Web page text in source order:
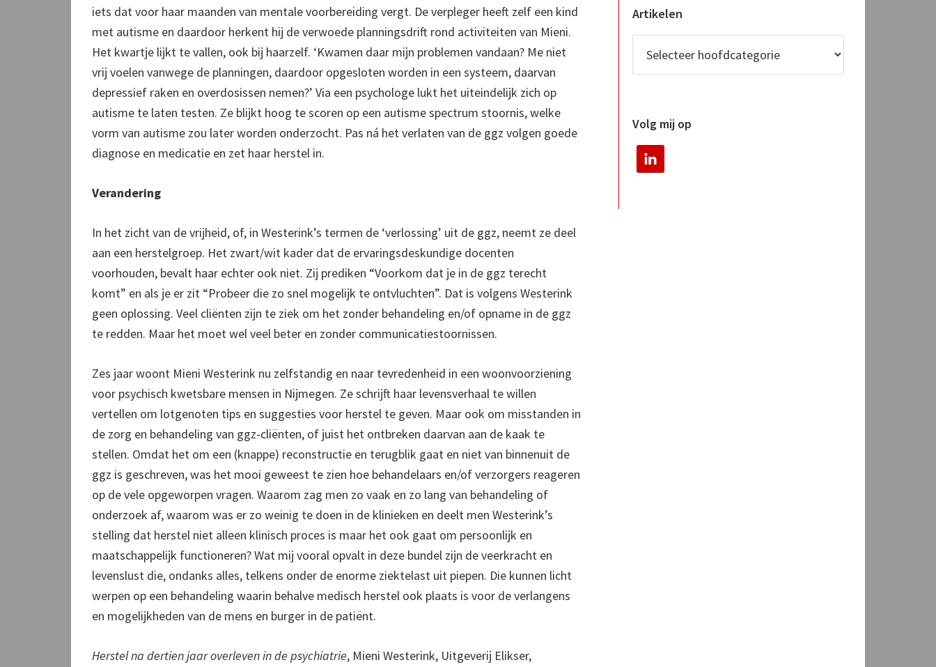
iets dat voor haar maanden van mentale voorbereiding vergt. De verpleger heeft zelf een kind
met autisme en daardoor herkent hij de verwoede planningsdrift rond activiteiten van Mieni.
Het kwartje lijkt te vallen, ook bij haarzelf. ‘Kwamen daar mijn problemen vandaan? Me niet
vrij voelen vanwege de planningen, daardoor opgesloten worden in een systeem, daarvan
depressief raken en overdosissen nemen?’ Via een psychologe lukt het uiteindelijk zich op
autisme te laten testen. Ze blijkt hoog te scoren op een autisme spectrum stoornis, welke
vorm van autisme zou later worden onderzocht. Pas ná het verlaten van de ggz volgen goede
diagnose en medicatie en zet haar herstel in.
Verandering
In het zicht van de vrijheid, of, in Westerink’s termen de ‘verlossing’ uit de ggz, neemt ze deel
aan een herstelgroep. Het zwart/wit kader dat de ervaringsdeskundige docenten
voorhouden, bevalt haar echter ook niet. Zij prediken “Voorkom dat je in de ggz terecht
komt” en als je er zit “Probeer die zo snel mogelijk te ontvluchten”. Dat is volgens Westerink
geen oplossing. Veel cliënten zijn te ziek om het zonder behandeling en/of opname in de ggz
te redden. Maar het moet wel veel beter en zonder communicatiestoornissen.
Zes jaar woont Mieni Westerink nu zelfstandig en naar tevredenheid in een woonvoorziening
voor psychisch kwetsbare mensen in Nijmegen. Ze schrijft haar levensverhaal te willen
vertellen om lotgenoten tips en suggesties voor herstel te geven. Maar ook om misstanden in
de zorg en behandeling van ggz-cliënten, of juist het ontbreken daarvan aan de kaak te
stellen. Omdat het om een (knappe) reconstructie en terugblik gaat en niet van binnenuit de
ggz is geschreven, was het mooi geweest te zien hoe behandelaars en/of verzorgers reageren
op de vele opgeworpen vragen. Waarom zag men zo vaak en zo lang van behandeling of
onderzoek af, waarom was er zo weinig te doen in de klinieken en deelt men Westerink’s
stelling dat herstel niet alleen klinisch proces is maar het ook gaat om persoonlijk en
maatschappelijk functioneren? Wat mij vooral opvalt in deze bundel zijn de veerkracht en
levenslust die, ondanks alles, telkens onder de enorme ziektelast uit piepen. Die kunnen licht
werpen op een behandeling waarin behalve medisch herstel ook plaats is voor de verlangens
en mogelijkheden van de mens en burger in de patiënt.
Herstel na dertien jaar overleven in de psychiatrie, Mieni Westerink, Uitgeverij Elikser,
Artikelen
Volg mij op